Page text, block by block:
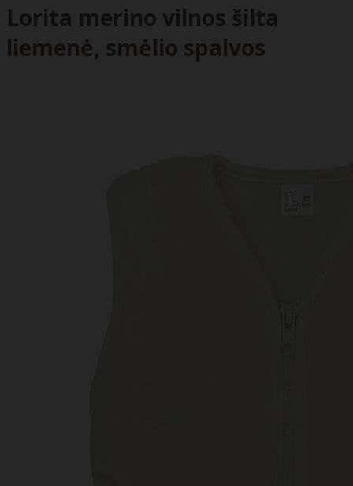
Lorita merino vilnos šilta
liemenė, smėlio spalvos